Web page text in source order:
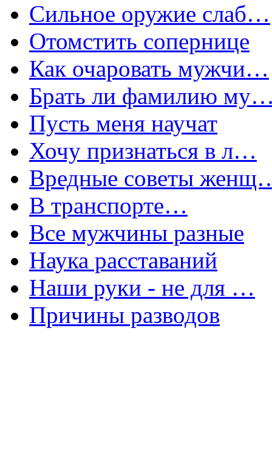
Сильное оружие слаб…
Отомстить сопернице
Как очаровать мужчи…
Брать ли фамилию
Пусть меня научат
Хочу признаться в л…
Вредные советы
В транспорте…
Все мужчины разные
Наука расставаний
Наши руки - не для …
Причины разводов